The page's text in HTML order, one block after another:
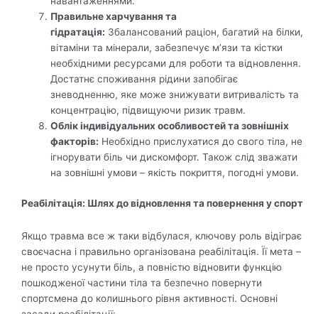
Правильне харчування та
гідратація: Збалансований раціон, багатий на білки,
вітаміни та мінерали, забезпечує м’язи та кістки
необхідними ресурсами для роботи та відновлення.
Достатнє споживання рідини запобігає
зневодненню, яке може знижувати витривалість та
концентрацію, підвищуючи ризик травм.
Облік індивідуальних особливостей та зовнішніх
факторів: Необхідно прислухатися до свого тіла, не
ігнорувати біль чи дискомфорт. Також слід зважати
на зовнішні умови – якість покриття, погодні умови.
Реабілітація: Шлях до відновлення та повернення у спорт
Якщо травма все ж таки відбулася, ключову роль відіграє
своєчасна і правильно організована реабілітація. Її мета –
не просто усунути біль, а повністю відновити функцію
пошкодженої частини тіла та безпечно повернути
спортсмена до колишнього рівня активності. Основні